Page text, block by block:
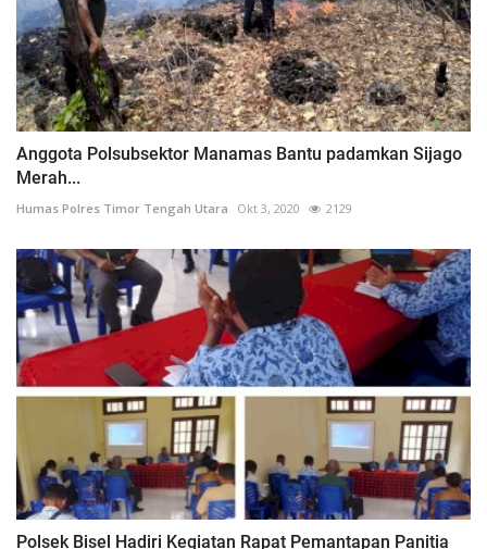
Anggota Polsubsektor Manamas Bantu padamkan Sijago
Merah...
Humas Polres Timor Tengah Utara Okt 3, 2020 2129
Polsek Bisel Hadiri Kegiatan Rapat Pemantapan Panitia